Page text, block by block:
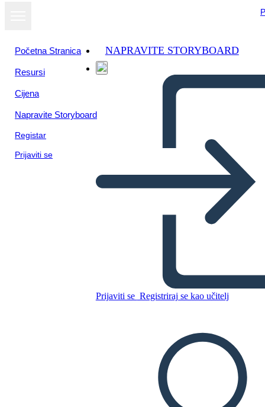
Početna Stranica
Resursi
Cijena
Napravite Storyboard
Registar
Prijaviti se
NAPRAVITE STORYBOARD
Prijaviti se Registriraj se kao učitelj
REPRODUCIRAJ DIJAPROJEKCIJU
ČITAJ MI
Prikaži kao
dijaprojekciju